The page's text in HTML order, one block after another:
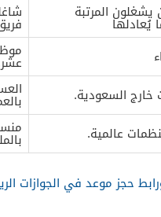
يشغلون المرتبة
يُعادلها
خارج السعودية.
عالمية.
حجز موعد في الجوازات